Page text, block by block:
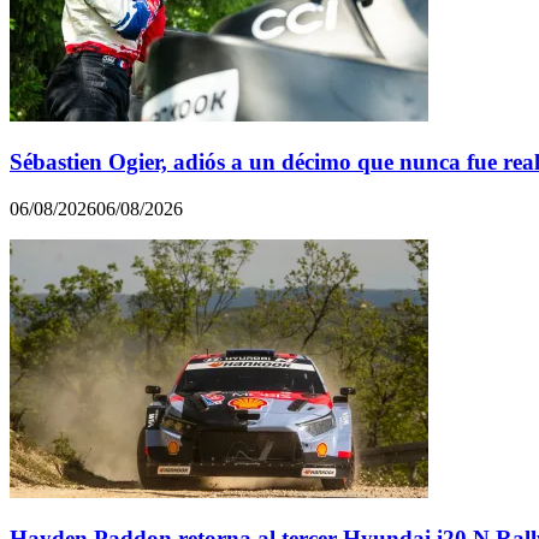
Sébastien Ogier, adiós a un décimo que nunca fue real
06/08/202606/08/2026